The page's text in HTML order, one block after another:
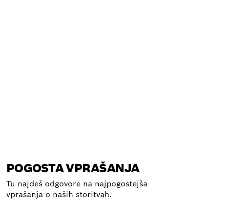
POGOSTA VPRAŠANJA
Tu najdeš odgovore na najpogostejša
vprašanja o naših storitvah.